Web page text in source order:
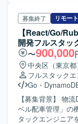
Notion、Slack、
【ポジションの魅
Engineer1名、業
いただきます。高
議論しながら開発
主体的に開発に関
ョップ作成サービ
ロジェクトにお
発における設計か
していただきます
が、興味やご経験
たします。ユーザ
や、本番エラーの
グ、クラウドサー
ンな開発環境の改
る人物像】 常に技
コードの改善に取
募集終了 リモー
【React/Go/
開発フルスタッ
〜900,000
中央区（東京都
フルスタック
Go ・
【募集背景】 物
ベル配車管理」の
タックエンジニアを募集して